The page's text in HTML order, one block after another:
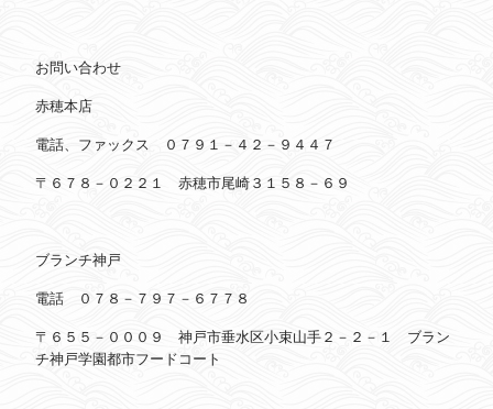
お問い合わせ
赤穂本店
電話、ファックス ０７９１－４２－９４４７
〒６７８－０２２１ 赤穂市尾崎３１５８－６９
ブランチ神戸
電話 ０７８－７９７－６７７８
〒６５５－０００９ 神戸市垂水区小束山手２－２－１ ブラン
チ神戸学園都市フードコート